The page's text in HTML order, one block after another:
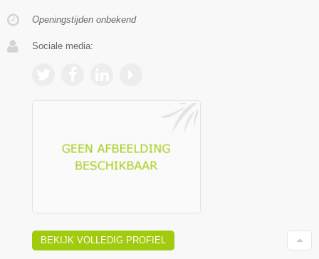
Openingstijden onbekend
Sociale media:
BEKIJK VOLLEDIG PROFIEL